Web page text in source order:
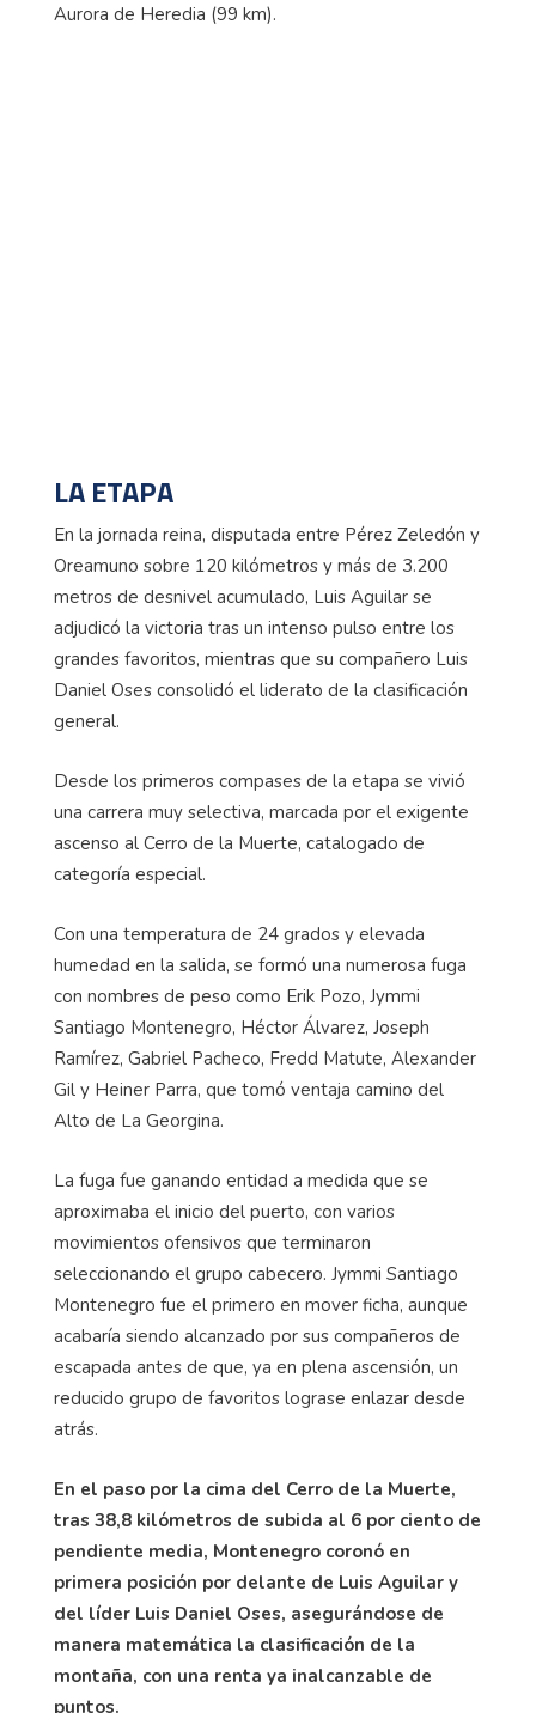
Aurora de Heredia (99 km).
LA ETAPA
En la jornada reina, disputada entre Pérez Zeledón y
Oreamuno sobre 120 kilómetros y más de 3.200
metros de desnivel acumulado, Luis Aguilar se
adjudicó la victoria tras un intenso pulso entre los
grandes favoritos, mientras que su compañero Luis
Daniel Oses consolidó el liderato de la clasificación
general.
Desde los primeros compases de la etapa se vivió
una carrera muy selectiva, marcada por el exigente
ascenso al Cerro de la Muerte, catalogado de
categoría especial.
Con una temperatura de 24 grados y elevada
humedad en la salida, se formó una numerosa fuga
con nombres de peso como Erik Pozo, Jymmi
Santiago Montenegro, Héctor Álvarez, Joseph
Ramírez, Gabriel Pacheco, Fredd Matute, Alexander
Gil y Heiner Parra, que tomó ventaja camino del
Alto de La Georgina.
La fuga fue ganando entidad a medida que se
aproximaba el inicio del puerto, con varios
movimientos ofensivos que terminaron
seleccionando el grupo cabecero. Jymmi Santiago
Montenegro fue el primero en mover ficha, aunque
acabaría siendo alcanzado por sus compañeros de
escapada antes de que, ya en plena ascensión, un
reducido grupo de favoritos lograse enlazar desde
atrás.
En el paso por la cima del Cerro de la Muerte,
tras 38,8 kilómetros de subida al 6 por ciento de
pendiente media, Montenegro coronó en
primera posición por delante de Luis Aguilar y
del líder Luis Daniel Oses, asegurándose de
manera matemática la clasificación de la
montaña, con una renta ya inalcanzable de
puntos.